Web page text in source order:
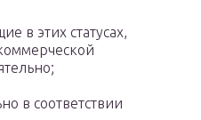
в этих статусах,
в соответствии